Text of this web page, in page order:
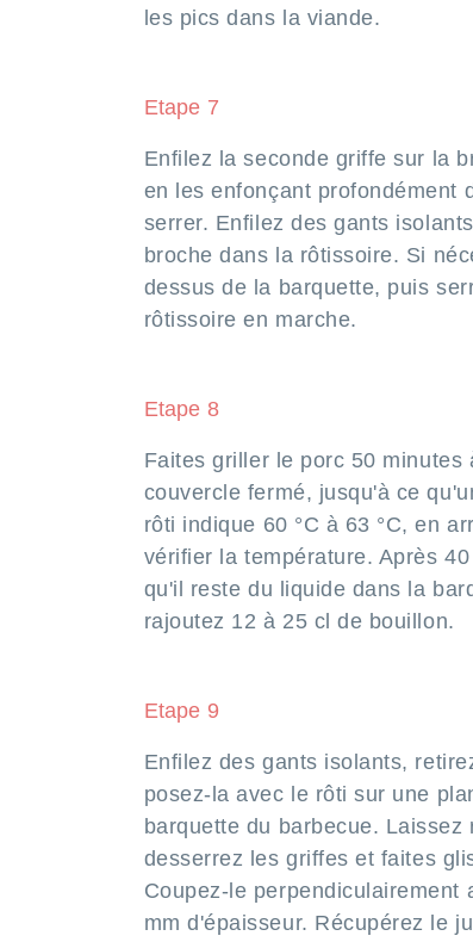
les pics dans la viande.
Etape 7
Enfilez la seconde griffe sur la
en les enfonçant profondément
serrer. Enfilez des gants
broche dans la rôtissoire. Si
dessus de la barquette, puis
rôtissoire en marche.
Etape 8
Faites griller le porc 50
couvercle fermé, jusqu'à ce
rôti indique 60 °C à 63 °C, en
vérifier la température. Après
qu'il reste du liquide dans la
rajoutez 12 à 25 cl de bouillon.
Etape 9
Enfilez des gants isolants,
posez-la avec le rôti sur une
barquette du barbecue.
desserrez les griffes et faites
Coupez-le perpendiculairement
mm d'épaisseur. Récupérez le